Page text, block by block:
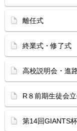
離任式
終業式・修了式
高校説明会・進
R８前期生徒会
第14回GIANTS